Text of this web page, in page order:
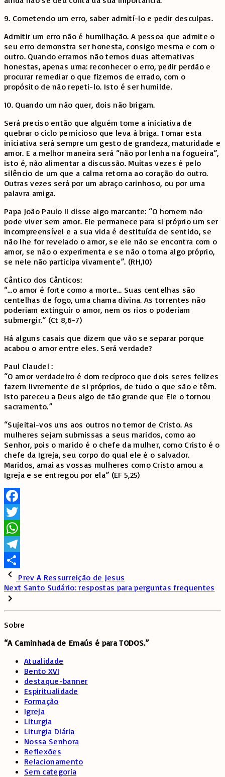
9. Cometendo um erro, saber admití-lo e pedir desculpas.
Admitir um erro não é humilhação. A pessoa que admite o
seu erro demonstra ser honesta, consigo mesma e com o
outro. Quando erramos não temos duas alternativas
honestas, apenas uma: reconhecer o erro, pedir perdão e
procurar remediar o que fizemos de errado, com o
propósito de não repeti-lo. Isto é ser humilde.
10. Quando um não quer, dois não brigam.
Será preciso então que alguém tome a iniciativa de
quebrar o ciclo pernicioso que leva à briga. Tomar esta
iniciativa será sempre um gesto de grandeza, maturidade e
amor. E a melhor maneira será “não por lenha na fogueira”,
isto é, não alimentar a discussão. Muitas vezes é pelo
silêncio de um que a calma retorna ao coração do outro.
Outras vezes será por um abraço carinhoso, ou por uma
palavra amiga.
Papa João Paulo II disse algo marcante: “O homem não
pode viver sem amor. Ele permanece para si próprio um ser
incompreensível e a sua vida é destituída de sentido, se
não lhe for revelado o amor, se ele não se encontra com o
amor, se não o experimenta e se não o torna algo próprio,
se nele não participa vivamente”. (RH,10)
Cântico dos Cânticos:
“…o amor é forte como a morte… Suas centelhas são
centelhas de fogo, uma chama divina. As torrentes não
poderiam extinguir o amor, nem os rios o poderiam
submergir.” (Ct 8,6-7)
Há alguns casais que dizem que vão se separar porque
acabou o amor entre eles. Será verdade?
Paul Claudel :
“O amor verdadeiro é dom recíproco que dois seres felizes
fazem livremente de si próprios, de tudo o que são e têm.
Isto pareceu a Deus algo de tão grande que Ele o tornou
sacramento.”
“Sujeitai-vos uns aos outros no temor de Cristo. As
mulheres sejam submissas a seus maridos, como ao
Senhor, pois o marido é o chefe da mulher, como Cristo é o
chefe da Igreja, seu corpo do qual ele é o salvador.
Maridos, amai as vossas mulheres como Cristo amou a
Igreja e se entregou por ela” (EF 5,25)
Facebook
Twitter
WhatsApp
Telegram
SharePrev A Ressurreição de Jesus
Next Santo Sudário: respostas para perguntas frequentes
Sobre
“A Caminhada de Emaús é para TODOS.”
Atualidade
Bento XVI
destaque-banner
Espiritualidade
Formação
Igreja
Liturgia
Liturgia Diária
Nossa Senhora
Reflexões
Relacionamento
Sem categoria